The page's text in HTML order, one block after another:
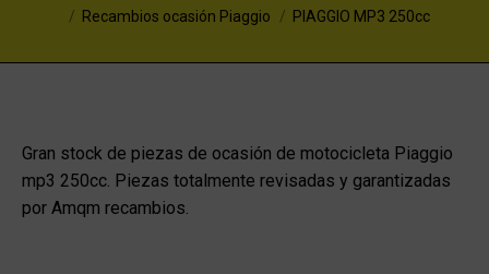
Recambios ocasión Piaggio
PIAGGIO MP3 250cc
Gran stock de piezas de ocasión de motocicleta Piaggio
mp3 250cc. Piezas totalmente revisadas y garantizadas
por Amqm recambios.